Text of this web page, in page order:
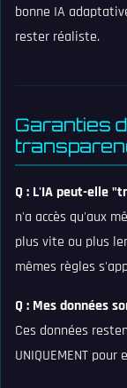
bonne IA
rester réaliste.
Garanties
Q : L'IA peut-elle
n'a accès qu'aux
plus vite ou plus
mêmes règles
Q : Mes données
Ces données
UNIQUEMENT